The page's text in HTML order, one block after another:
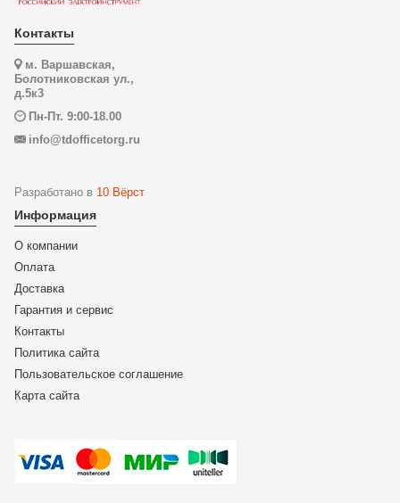
Контакты
м. Варшавская,
Болотниковская ул.,
д.5к3
Пн-Пт. 9:00-18.00
info@tdofficetorg.ru
Разработано в 10 Вёрст
Информация
О компании
Оплата
Доставка
Гарантия и сервис
Контакты
Политика сайта
Пользовательское соглашение
Карта сайта